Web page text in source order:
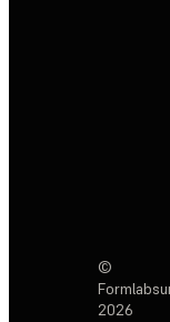
©
Formlabs
2026